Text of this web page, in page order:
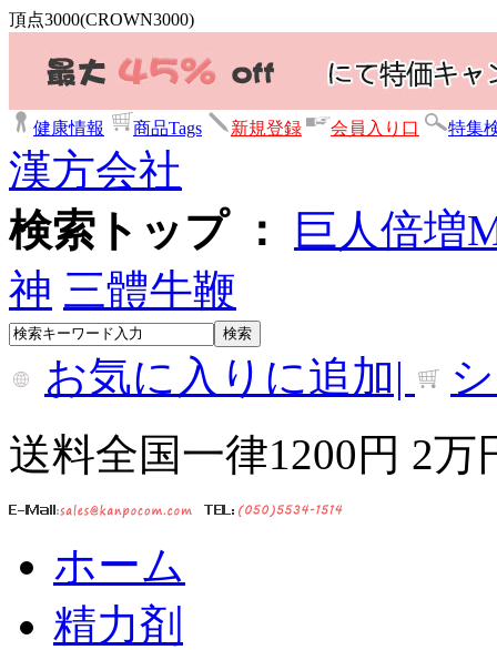
頂点3000(CROWN3000)
健康情報 商品Tags 新規登録 会員入り口 特集
漢方会社
検索トップ ：
巨人倍増
神 三體牛鞭
お気に入りに追加|
送料全国一律1200円 2
ホーム
精力剤